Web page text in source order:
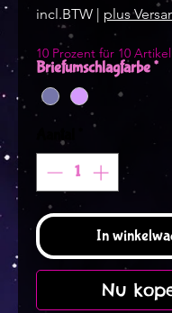
incl.BTW | plus
10 Prozent für 10 Artikel
Briefumschlagfarbe*
Aantal
In
Nu